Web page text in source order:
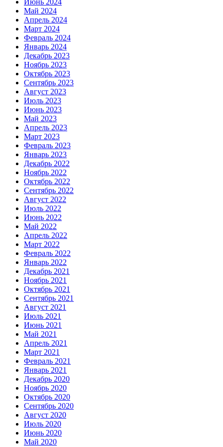
Май 2024
Апрель 2024
Март 2024
Февраль 2024
Январь 2024
Декабрь 2023
Ноябрь 2023
Октябрь 2023
Сентябрь 2023
Август 2023
Июль 2023
Июнь 2023
Май 2023
Апрель 2023
Март 2023
Февраль 2023
Январь 2023
Декабрь 2022
Ноябрь 2022
Октябрь 2022
Сентябрь 2022
Август 2022
Июль 2022
Июнь 2022
Май 2022
Апрель 2022
Март 2022
Февраль 2022
Январь 2022
Декабрь 2021
Ноябрь 2021
Октябрь 2021
Сентябрь 2021
Август 2021
Июль 2021
Июнь 2021
Май 2021
Апрель 2021
Март 2021
Февраль 2021
Январь 2021
Декабрь 2020
Ноябрь 2020
Октябрь 2020
Сентябрь 2020
Август 2020
Июль 2020
Июнь 2020
Май 2020